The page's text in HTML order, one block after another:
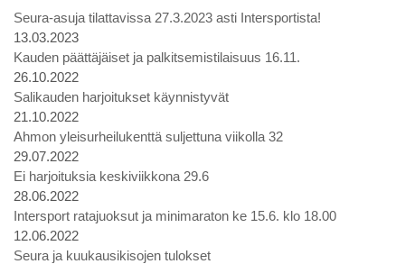
Seura-asuja tilattavissa 27.3.2023 asti Intersportista!
13.03.2023
Kauden päättäjäiset ja palkitsemistilaisuus 16.11.
26.10.2022
Salikauden harjoitukset käynnistyvät
21.10.2022
Ahmon yleisurheilukenttä suljettuna viikolla 32
29.07.2022
Ei harjoituksia keskiviikkona 29.6
28.06.2022
Intersport ratajuoksut ja minimaraton ke 15.6. klo 18.00
12.06.2022
Seura ja kuukausikisojen tulokset